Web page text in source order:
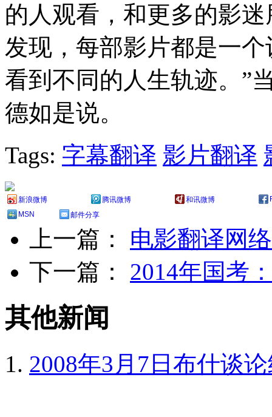
的人观看，和更多的影
发现，每部影片都是一
看到不同的人生轨迹。”
德如是说。
Tags: 字幕翻译 影片翻译
新浪微博 腾讯微博 和讯微博
MSN
邮件分享
上一篇： 电影翻译网
下一篇： 2014年国考
其他新闻
2008年3月7日布什谈